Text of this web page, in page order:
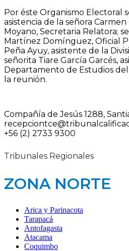
Por éste Organismo Electoral
asistencia de la señora
Moyano, Secretaria Relatora;
Martínez Domínguez, Oficial
Peña Ayuy, asistente de la
señorita Tiare García Garcés,
Departamento de Estudios
la reunión.
Compañía de Jesús 1288,
+56 (2) 2733 9300
Tribunales Regionales
ZONA NORTE
Arica y Parinacota
Tarapacá
Antofagasta
Atacama
Coquimbo